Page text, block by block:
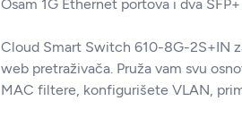
Osam 1G Ethernet portova i dva
Cloud Smart Switch 610-8G-2S+IN
web pretraživača. Pruža vam svu
MAC filtere, konfigurišete VLAN,